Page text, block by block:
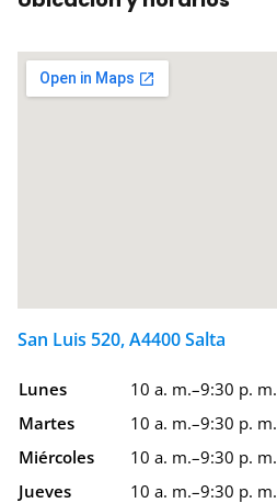
San Luis 520, A4400 Salta
Lunes
10 a. m.–9:30 p. m.
Martes
10 a. m.–9:30 p. m.
Miércoles
10 a. m.–9:30 p. m.
Jueves
10 a. m.–9:30 p. m.